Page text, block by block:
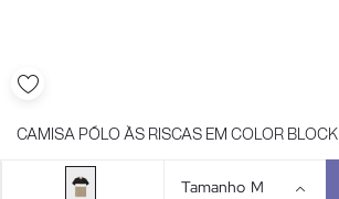
CAMISA PÓLO ÀS RISCAS EM COLOR BLOCK
Tamanho M